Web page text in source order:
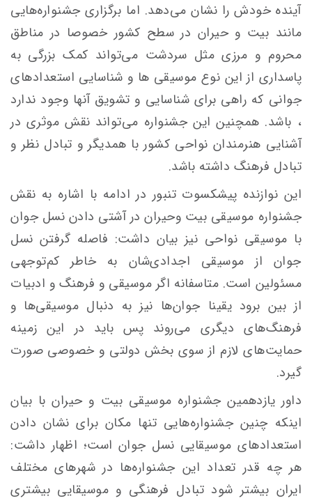
آینده خودش را نشان می‌دهد. اما برگزاری جشنواره‌هایی
مانند بیت و حیران در سطح کشور خصوصا در مناطق
محروم و مرزی مثل سردشت می‌تواند کمک بزرگی به
پاسداری از این نوع موسیقی ها و شناسایی استعدادهای
جوانی که راهی برای شناسایی و تشویق آنها وجود ندارد
، باشد. همچنین این جشنواره می‌تواند نقش موثری در
آشنایی هنرمندان نواحی کشور با همدیگر و تبادل نظر و
تبادل فرهنگ داشته باشد.
این نوازنده پیشکسوت تنبور در ادامه با اشاره به نقش
جشنواره موسیقی بیت وحیران در آشتی دادن نسل جوان
با موسیقی نواحی نیز بیان داشت: فاصله گرفتن نسل
جوان از موسیقی اجدادی‌شان به خاطر کم‌توجهی
مسئولین است. متاسفانه اگر موسیقی و فرهنگ و ادبیات
از بین برود یقینا جوان‌ها نیز به دنبال موسیقی‌ها و
فرهنگ‌های دیگری می‌روند پس باید در این زمینه
حمایت‌های لازم از سوی بخش دولتی و خصوصی صورت
گیرد.
داور یازدهمین جشنواره موسیقی بیت و حیران با بیان
اینکه چنین جشنواره‌هایی تنها مکان برای نشان دادن
استعدادهای موسیقایی نسل جوان است؛ اظهار داشت:
هر چه قدر تعداد این جشنواره‌ها در شهرهای مختلف
ایران بیشتر شود تبادل فرهنگی و موسیقایی بیشتری